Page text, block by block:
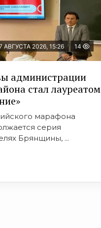
АВГУСТА 2026, 15:26 14
администрации
стал лауреатом
марафона
серия
Брянщины, ...